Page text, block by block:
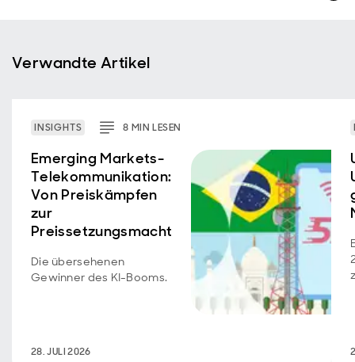
Verwandte Artikel
INSIGHTS 8 MINLESEN
Emerging Markets-
Telekommunikation:
Von Preiskämpfen
zur
Preissetzungsmacht
Die übersehenen
Gewinner des KI-Booms.
28. JULI 2026